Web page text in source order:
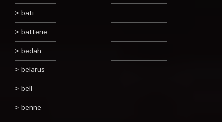
bati
batterie
bedah
belarus
bell
benne